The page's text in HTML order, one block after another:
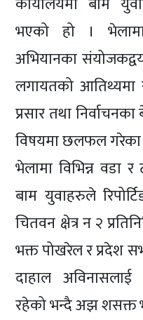
भएको हो ।
अभियानका
लगायतको आतिथ्यमा
प्रसार तथा
विषयमा छलफल गरेका
भेलामा विभिन्न वडा
बाम युवाहरुले
चितवन क्षेत्र न २
भक्त पोखरेल र प्रदेश
दाहाल
रहेको भन्दै अझ शसक्त